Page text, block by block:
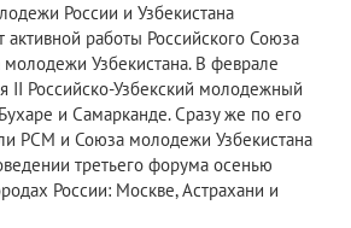
России и Узбекистана
активной работы Российского Союза
Узбекистана. В феврале
II Российско-Узбекский молодежный
и Самарканде. Сразу же по его
РСМ и Союза молодежи Узбекистана
третьего форума осенью
России: Москве, Астрахани и